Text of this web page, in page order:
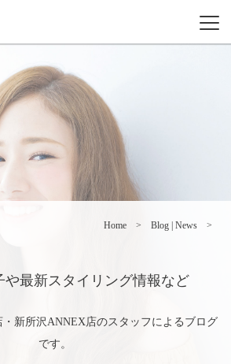
Home Blog | News
や最新スタイリング情報など
新所沢ANNEX店のスタッフによるブログ
です。